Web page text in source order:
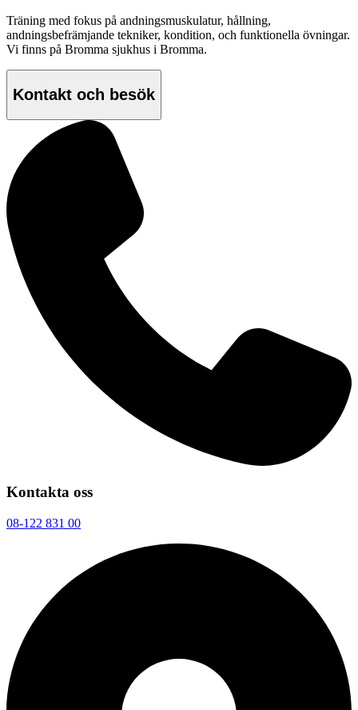
Träning med fokus på andningsmuskulatur, hållning,
andningsbefrämjande tekniker, kondition, och funktionella övningar.
Vi finns på Bromma sjukhus i Bromma.
Kontakt och besök
Kontakta oss
08-122 831 00